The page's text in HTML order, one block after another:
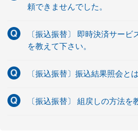
頼できませんでした。
〔振込振替〕 即時決済サービ
を教えて下さい。
〔振込振替〕振込結果照会と
〔振込振替〕 組戻しの方法を